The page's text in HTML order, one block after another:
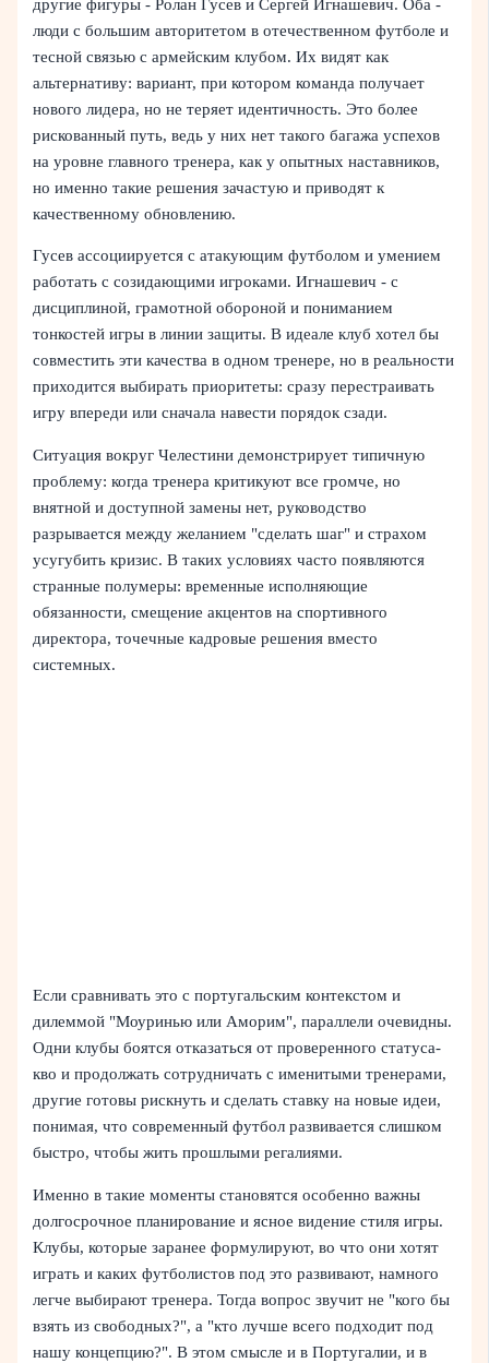
другие фигуры - Ролан Гусев и Сергей Игнашевич. Оба -
люди с большим авторитетом в отечественном футболе и
тесной связью с армейским клубом. Их видят как
альтернативу: вариант, при котором команда получает
нового лидера, но не теряет идентичность. Это более
рискованный путь, ведь у них нет такого багажа успехов
на уровне главного тренера, как у опытных наставников,
но именно такие решения зачастую и приводят к
качественному обновлению.
Гусев ассоциируется с атакующим футболом и умением
работать с созидающими игроками. Игнашевич - с
дисциплиной, грамотной обороной и пониманием
тонкостей игры в линии защиты. В идеале клуб хотел бы
совместить эти качества в одном тренере, но в реальности
приходится выбирать приоритеты: сразу перестраивать
игру впереди или сначала навести порядок сзади.
Ситуация вокруг Челестини демонстрирует типичную
проблему: когда тренера критикуют все громче, но
внятной и доступной замены нет, руководство
разрывается между желанием "сделать шаг" и страхом
усугубить кризис. В таких условиях часто появляются
странные полумеры: временные исполняющие
обязанности, смещение акцентов на спортивного
директора, точечные кадровые решения вместо
системных.
Если сравнивать это с португальским контекстом и
дилеммой "Моуринью или Аморим", параллели очевидны.
Одни клубы боятся отказаться от проверенного статуса-
кво и продолжать сотрудничать с именитыми тренерами,
другие готовы рискнуть и сделать ставку на новые идеи,
понимая, что современный футбол развивается слишком
быстро, чтобы жить прошлыми регалиями.
Именно в такие моменты становятся особенно важны
долгосрочное планирование и ясное видение стиля игры.
Клубы, которые заранее формулируют, во что они хотят
играть и каких футболистов под это развивают, намного
легче выбирают тренера. Тогда вопрос звучит не "кого бы
взять из свободных?", а "кто лучше всего подходит под
нашу концепцию?". В этом смысле и в Португалии, и в